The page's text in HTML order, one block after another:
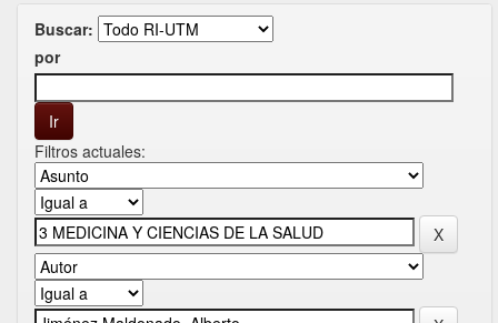
Buscar:
por
Filtros actuales: